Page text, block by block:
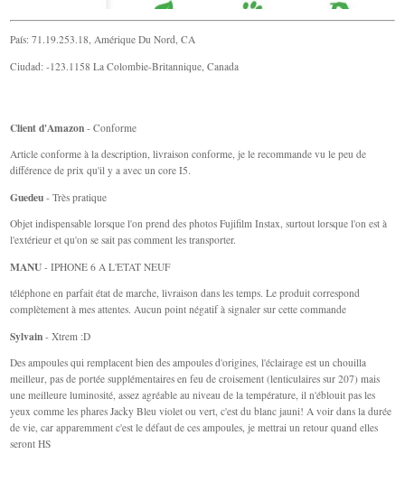
País: 71.19.253.18, Amérique Du Nord, CA
Ciudad: -123.1158 La Colombie-Britannique, Canada
Client d'Amazon - Conforme
Article conforme à la description, livraison conforme, je le recommande vu le peu de
différence de prix qu'il y a avec un core I5.
Guedeu - Très pratique
Objet indispensable lorsque l'on prend des photos Fujifilm Instax, surtout lorsque l'on est à
l'extérieur et qu'on se sait pas comment les transporter.
MANU - IPHONE 6 A L'ETAT NEUF
téléphone en parfait état de marche, livraison dans les temps. Le produit correspond
complètement à mes attentes. Aucun point négatif à signaler sur cette commande
Sylvain - Xtrem :D
Des ampoules qui remplacent bien des ampoules d'origines, l'éclairage est un chouilla
meilleur, pas de portée supplémentaires en feu de croisement (lenticulaires sur 207) mais
une meilleure luminosité, assez agréable au niveau de la température, il n'éblouit pas les
yeux comme les phares Jacky Bleu violet ou vert, c'est du blanc jauni! A voir dans la durée
de vie, car apparemment c'est le défaut de ces ampoules, je mettrai un retour quand elles
seront HS